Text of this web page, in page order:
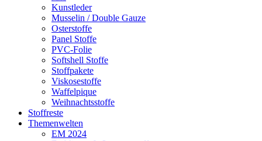
Kunstleder
Musselin / Double Gauze
Osterstoffe
Panel Stoffe
PVC-Folie
Softshell Stoffe
Stoffpakete
Viskosestoffe
Waffelpique
Weihnachtsstoffe
Stoffreste
Themenwelten
EM 2024